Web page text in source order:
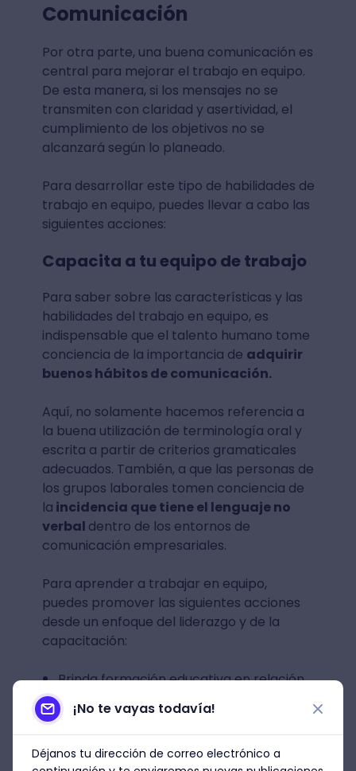
Comunicación
Por otra parte, una buena comunicación es
central para mejorar el trabajo en equipo.
De esta manera, si los mensajes no se
transmiten con claridad y asertividad, el
cumplimiento de los objetivos no se
alcanzará según lo planeado.
Para desarrollar este tipo de habilidades de
trabajo en equipo, puedes llevar a cabo las
siguientes acciones:
Capacita a tu equipo de trabajo
Para saber sobre las características y las
habilidades del trabajo en equipo, es
indispensable que el talento humano tome
conciencia de la importancia de adquirir
buenos hábitos de comunicación.
Aquí, no solamente hacemos referencia a
la buena utilización de terminología oral y
escrita a partir de criterios gramaticales
adecuados. También, a que las personas de
los grupos laborales tomen conciencia de
la incidencia que tiene el lenguaje no
verbal dentro de los entornos de
comunicación empresariales.
Para aprender a trabajar en equipo,
puedes promover las siguientes acciones
desde un enfoque del liderazgo y de la
capacitación:
Brinda formación educativa en relación
con el
uso de distintas aplicaciones
de comunicación corporativa
por ejemploSlack.
¡No te vayas todavía!
Déjanos tu dirección de correo electrónico a